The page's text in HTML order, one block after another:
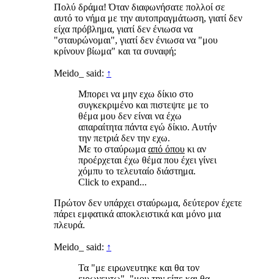
Πολύ δράμα! Όταν διαφωνήσατε πολλοί σε
αυτό το νήμα με την αυτοπραγμάτωση, γιατί δεν
είχα πρόβλημα, γιατί δεν ένιωσα να
"σταυρώνομαι", γιατί δεν ένιωσα να "μου
κρίνουν βίωμα" και τα συναφή;
Meido_ said: ↑
Μπορει να μην εχω δίκιο στο
συγκεκριμένο και πιστεψτε με το
θέμα μου δεν είναι να έχω
απαραίτητα πάντα εγώ δίκιο. Αυτήν
την πετριά δεν την εχω.
Με το σταύρωμα από όπου κι αν
προέρχεται έχω θέμα που έχει γίνει
χόμπυ το τελευταίο διάστημα.
Click to expand...
Πρώτον δεν υπάρχει σταύρωμα, δεύτερον έχετε
πάρει εμφατικά αποκλειστικά και μόνο μια
πλευρά.
Meido_ said: ↑
Τα "με ειρωνευτηκε και θα τον